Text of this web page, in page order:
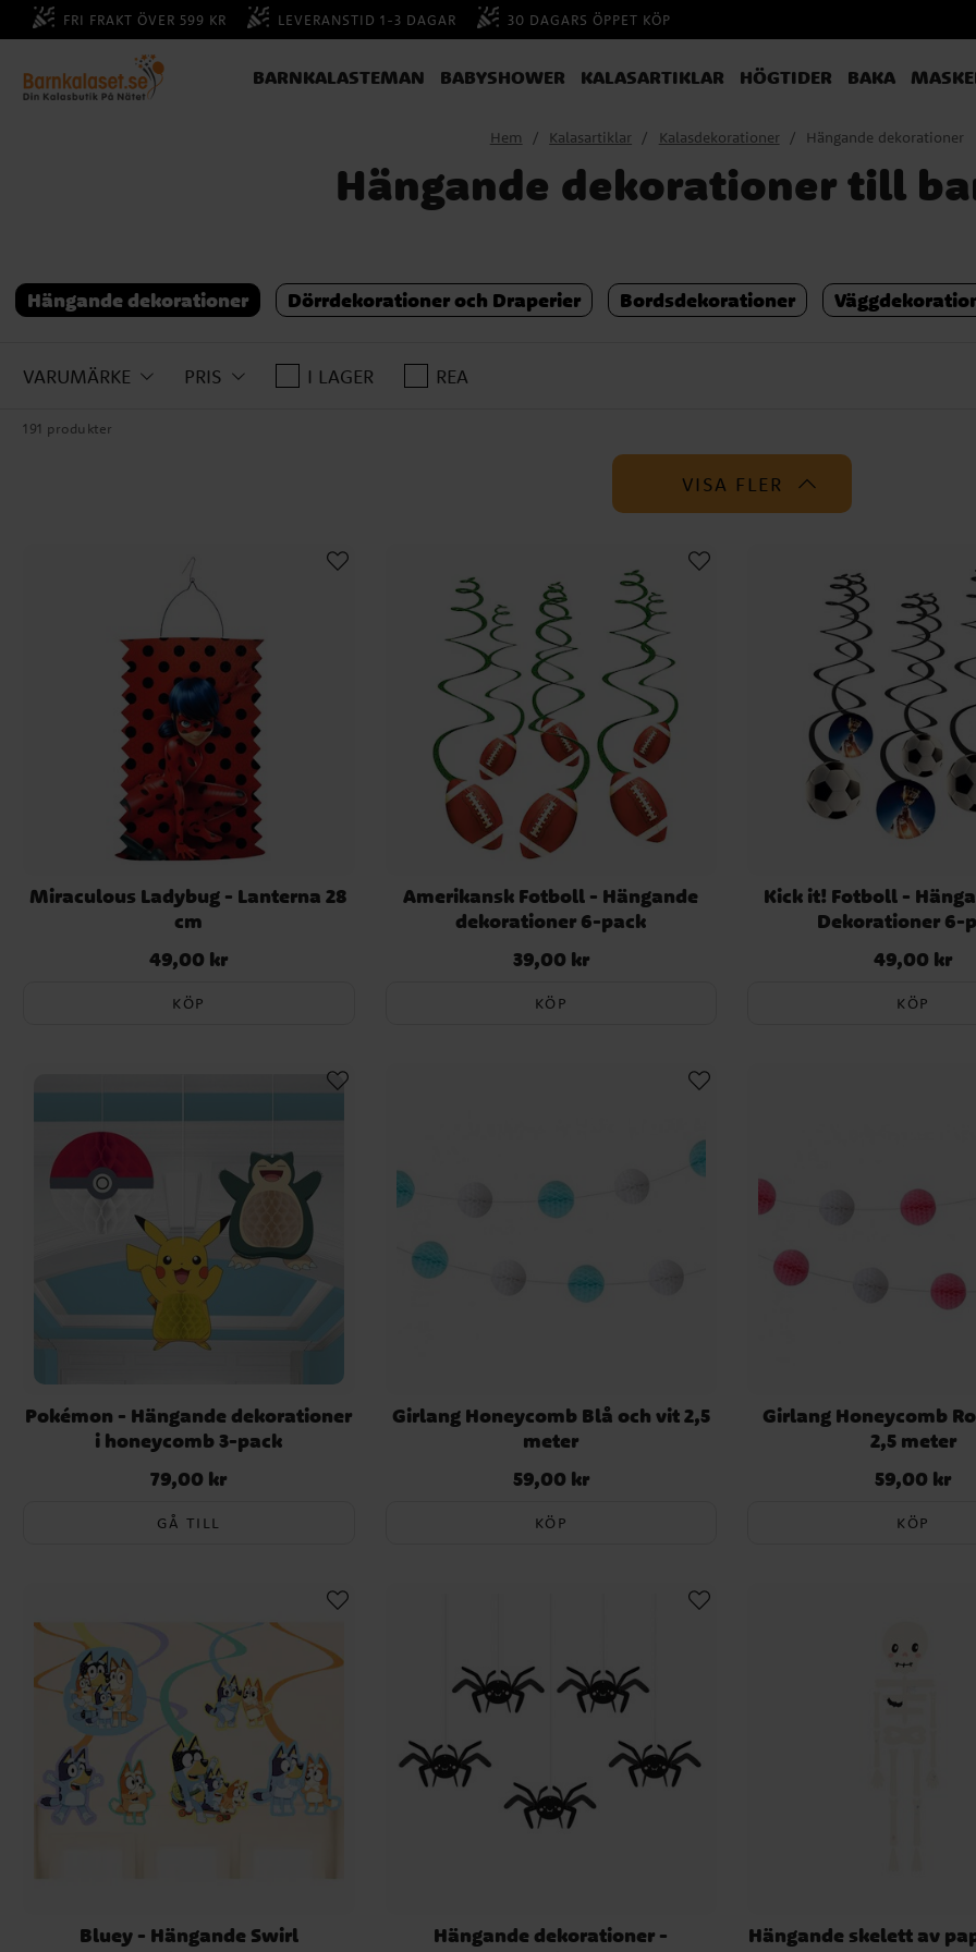
FRI FRAKT ÖVER 599 KR LEVERANSTID 1-3 DAGAR 30 DAGARS ÖPPET KÖP
BARNKALASTEMAN BABYSHOWER KALASARTIKLAR HÖGTIDER BAKA
Hem Kalasartiklar Kalasdekorationer Hängande dekorationer
Hängande dekorationer till
Hängande dekorationer Dörrdekorationer och Draperier Bordsdekorationer
VARUMÄRKE PRIS I LAGER REA
191 produkter
VISA FLER
Miraculous Ladybug - Lanterna 28
cm
Pris:49,00 kr
49,00 kr
KÖP
Amerikansk Fotboll - Hängande
dekorationer 6-pack
Pris:39,00 kr
39,00 kr
KÖP
Kick it! Fotboll -
Dekorationer 6-
Pris:49,00 kr
49,00 kr
KÖP
Pokémon - Hängande dekorationer
i honeycomb 3-pack
Pris:79,00 kr
79,00 kr
GÅ TILL
Girlang Honeycomb Blå och vit 2,5
meter
Pris:59,00 kr
59,00 kr
KÖP
Girlang Honeycomb
2,5 meter
Pris:59,00 kr
59,00 kr
KÖP
Bluey - Hängande Swirl
Hängande dekorationer -
Hängande skelett av